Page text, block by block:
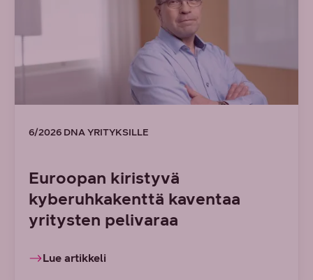
6/2026 DNA YRITYKSILLE
Euroopan kiristyvä
kyberuhkakenttä kaventaa
yritysten pelivaraa
Lue artikkeli